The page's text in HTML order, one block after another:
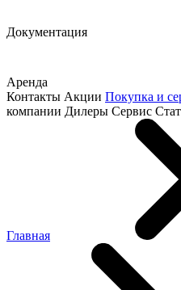
Документация
Аренда
Контакты Акции Покупка и
компании Дилеры Сервис
Главная